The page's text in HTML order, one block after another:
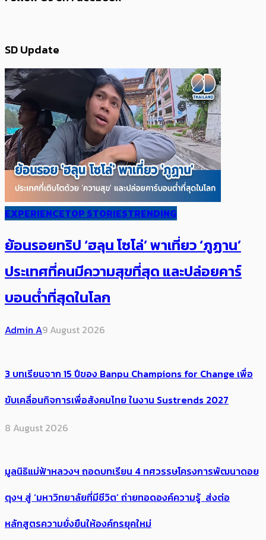
SD Update
EXPERIENCETOP STORIESTRENDING
ย้อนรอยทริป ‘ฮลุน โซโล่’ ​​พาเที่ยว ‘ภูฏาน’
ประเทศ​ที่คน​มีความสุข​ที่สุด​​ และปล่อยคาร์​
บอนต่ำที่สุดในโลก
Admin A9 August 2026
3 บทเรียนจาก 15 ปีของ Banpu Champions for Change เพื่อ
ขับเคลื่อนกิจการเพื่อสังคมไทย ในงาน Sustrends 2027
8 August 2026
มูลนิธิแม่ฟ้าหลวงฯ ถอดบทเรียน 4 ทศวรรษโครงการพัฒนาดอย
ตุงฯ สู่ ‘มหาวิทยาลัยที่มีชีวิต’ ถ่ายทอดองค์ความรู้ ส่งต่อ
หลักสูตรความยั่งยืนให้องค์กรยุคใหม่